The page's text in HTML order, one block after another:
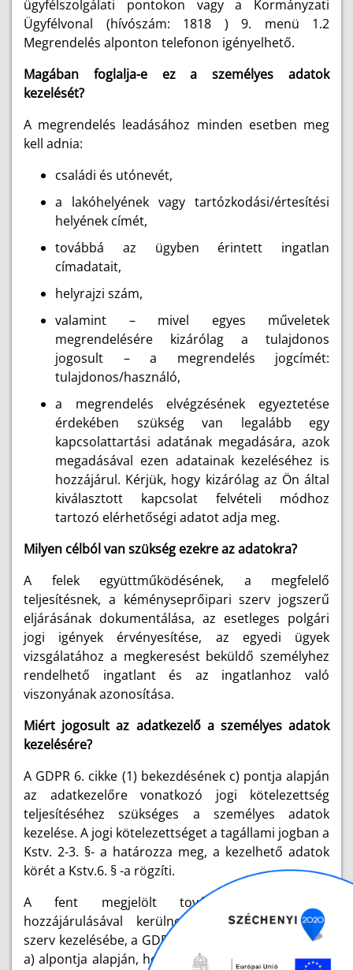
ügyfélszolgálati pontokon vagy a Kormányzati
Ügyfélvonal (hívószám: 1818 ) 9. menü 1.2
Megrendelés alponton telefonon igényelhető.
Magában foglalja-e ez a személyes adatok
kezelését?
A megrendelés leadásához minden esetben meg
kell adnia:
családi és utónevét,
a lakóhelyének vagy tartózkodási/értesítési
helyének címét,
továbbá az ügyben érintett ingatlan
címadatait,
helyrajzi szám,
valamint – mivel egyes műveletek
megrendelésére kizárólag a tulajdonos
jogosult – a megrendelés jogcímét:
tulajdonos/használó,
a megrendelés elvégzésének egyeztetése
érdekében szükség van legalább egy
kapcsolattartási adatának megadására, azok
megadásával ezen adatainak kezeléséhez is
hozzájárul. Kérjük, hogy kizárólag az Ön által
kiválasztott kapcsolat felvételi módhoz
tartozó elérhetőségi adatot adja meg.
Milyen célból van szükség ezekre az adatokra?
A felek együttműködésének, a megfelelő
teljesítésnek, a kéményseprőipari szerv jogszerű
eljárásának dokumentálása, az esetleges polgári
jogi igények érvényesítése, az egyedi ügyek
vizsgálatához a megkeresést beküldő személyhez
rendelhető ingatlant és az ingatlanhoz való
viszonyának azonosítása.
Miért jogosult az adatkezelő a személyes adatok
kezelésére?
A GDPR 6. cikke (1) bekezdésének c) pontja alapján
az adatkezelőre vonatkozó jogi kötelezettség
teljesítéséhez szükséges a személyes adatok
kezelése. A jogi kötelezettséget a tagállami jogban a
Kstv. 2-3. §- a határozza meg, a kezelhető adatok
körét a Kstv.6. § -a rögzíti.
A fent megjelölt további adatok Ön
hozzájárulásával kerülnek a kéményseprőipari
szerv kezelésébe, a GDPR 6. cikke (1) bekezdésének
a) alpontja alapján, hozzájárulás alapján jogosult a